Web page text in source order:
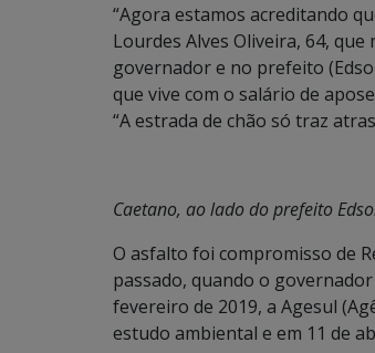
“Agora estamos acreditando
Lourdes Alves Oliveira, 64,
governador e no prefeito
que vive com o salário de
“A estrada de chão só traz
Caetano, ao lado do prefeito
O asfalto foi compromisso de
passado, quando o
fevereiro de 2019, a Agesul
estudo ambiental e em 11 de